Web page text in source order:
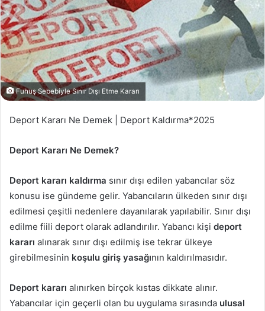
Fuhuş Sebebiyle Sınır Dışı Etme Kararı
Deport Kararı Ne Demek | Deport Kaldırma*2025
Deport Kararı Ne Demek?
Deport kararı kaldırma sınır dışı edilen yabancılar söz
konusu ise gündeme gelir. Yabancıların ülkeden sınır dışı
edilmesi çeşitli nedenlere dayanılarak yapılabilir. Sınır dışı
edilme fiili deport olarak adlandırılır. Yabancı kişi deport
kararı alınarak sınır dışı edilmiş ise tekrar ülkeye
girebilmesinin koşulu giriş yasağının kaldırılmasıdır.
Deport kararı alınırken birçok kıstas dikkate alınır.
Yabancılar için geçerli olan bu uygulama sırasında ulusal